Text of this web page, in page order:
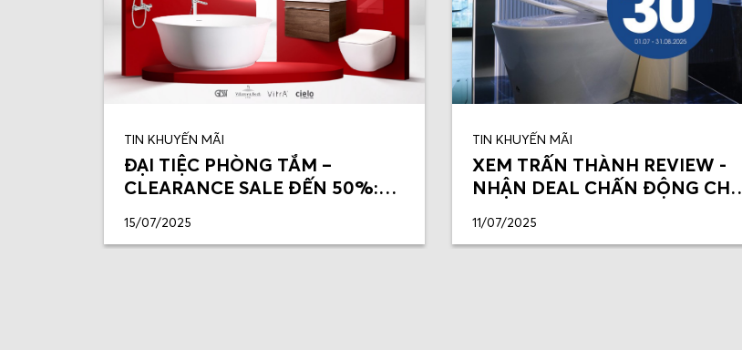
TIN KHUYẾN MÃI
ĐẠI TIỆC PHÒNG TẮM –
CLEARANCE SALE ĐẾN 50%:
TẮM CHUẨN ÂU
15/07/2025
TIN KHUYẾN MÃI
XEM TRẤN THÀNH REVIEW -
NHẬN DEAL CHẤN ĐỘNG CHO
11/07/2025